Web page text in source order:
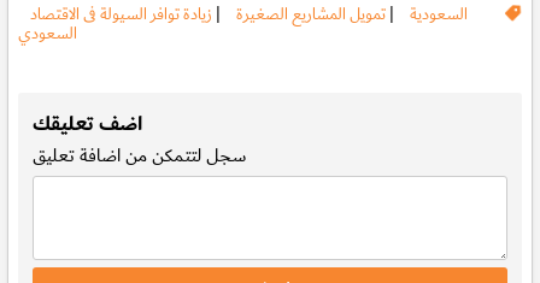
السعودية |تمويل المشاريع الصغيرة | زيادة توافر السيولة فى الاقتصاد
السعودي
اضف تعليقك
سجللتتمكن من اضافة تعليق